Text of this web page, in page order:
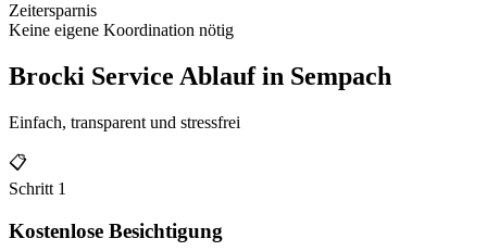
Zeitersparnis
Keine eigene Koordination nötig
Brocki Service Ablauf in Sempach
Einfach, transparent und stressfrei
📋
Schritt 1
Kostenlose Besichtigung